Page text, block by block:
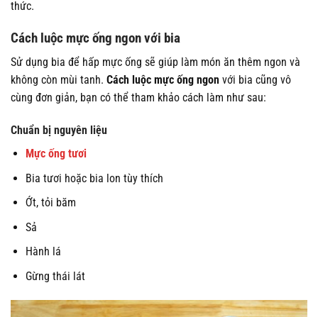
thức.
Cách luộc mực ống ngon với bia
Sử dụng bia để hấp mực ống sẽ giúp làm món ăn thêm ngon và
không còn mùi tanh. Cách luộc mực ống ngon với bia cũng vô
cùng đơn giản, bạn có thể tham khảo cách làm như sau:
Chuẩn bị nguyên liệu
Mực ống tươi
Bia tươi hoặc bia lon tùy thích
Ớt, tỏi băm
Sả
Hành lá
Gừng thái lát